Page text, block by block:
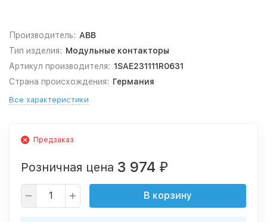
Производитель: ABB
Тип изделия: Модульные контакторы
Артикул производителя: 1SAE231111R0631
Страна происхождения: Германия
Все характеристики
Предзаказ
Розничная цена 3 974 ₽
В корзину